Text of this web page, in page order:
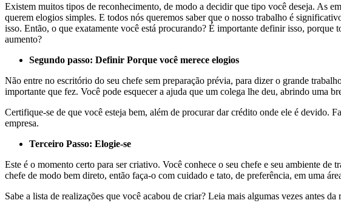
Existem muitos tipos de reconhecimento, de modo a decidir que tipo você deseja. As
querem elogios simples. E todos nós queremos saber que o nosso trabalho é
isso. Então, o que exatamente você está procurando? É importante definir isso,
aumento?
Segundo passo: Definir Porque você merece elogios
Não entre no escritório do seu chefe sem preparação prévia, para dizer o grande
importante que fez. Você pode esquecer a ajuda que um colega lhe deu, abrindo uma
Certifique-se de que você esteja bem, além de procurar dar crédito onde ele é devido.
empresa.
Terceiro Passo: Elogie-se
Este é o momento certo para ser criativo. Você conhece o seu chefe e seu ambiente
chefe de modo bem direto, então faça-o com cuidado e tato, de preferência, em uma
Sabe a lista de realizações que você acabou de criar? Leia mais algumas vezes antes